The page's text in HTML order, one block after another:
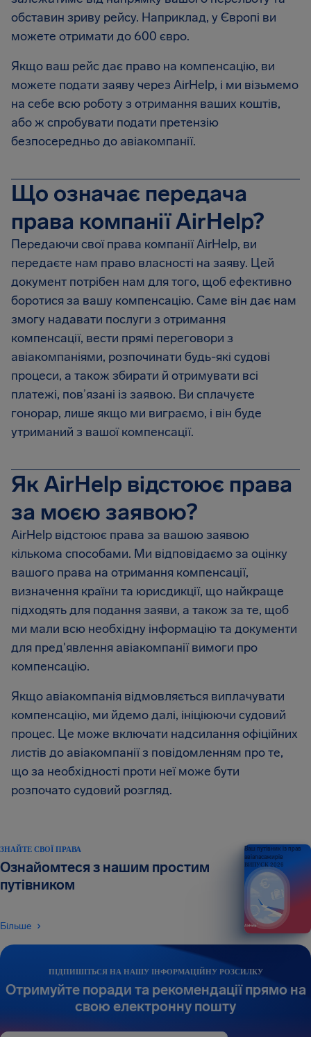
обставин зриву рейсу. Наприклад, у Європі ви
можете отримати до 600 євро.
Якщо ваш рейс дає право на компенсацію, ви
можете подати заяву через AirHelp, і ми візьмемо
на себе всю роботу з отримання ваших коштів,
або ж спробувати подати претензію
безпосередньо до авіакомпанії.
Що означає передача
права компанії AirHelp?
Передаючи свої права компанії AirHelp, ви
передаєте нам право власності на заяву. Цей
документ потрібен нам для того, щоб ефективно
боротися за вашу компенсацію. Саме він дає нам
змогу надавати послуги з отримання
компенсації, вести прямі переговори з
авіакомпаніями, розпочинати будь-які судові
процеси, а також збирати й отримувати всі
платежі, пов’язані із заявою. Ви сплачуєте
гонорар, лише якщо ми виграємо, і він буде
утриманий з вашої компенсації.
Як AirHelp відстоює права
за моєю заявою?
AirHelp відстоює права за вашою заявою
кількома способами. Ми відповідаємо за оцінку
вашого права на отримання компенсації,
визначення країни та юрисдикції, що найкраще
підходять для подання заяви, а також за те, щоб
ми мали всю необхідну інформацію та документи
для пред'явлення авіакомпанії вимоги про
компенсацію.
Якщо авіакомпанія відмовляється виплачувати
компенсацію, ми йдемо далі, ініціюючи судовий
процес. Це може включати надсилання офіційних
листів до авіакомпанії з повідомленням про те,
що за необхідності проти неї може бути
розпочато судовий розгляд.
ПІДПИШІТЬСЯ НА НАШУ ІНФОРМАЦІЙНУ РОЗСИЛКУ
Отримуйте поради та рекомендації прямо на
свою електронну пошту
ЗНАЙТЕ СВОЇ ПРАВА
Ознайомтеся з нашим простим
путівником
Більше
Ваш путівник із прав
авіапасажирів
ВИПУСК 2026